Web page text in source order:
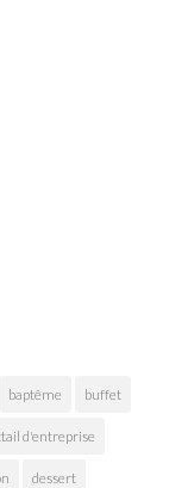
baptême buffet
d'entreprise
dessert